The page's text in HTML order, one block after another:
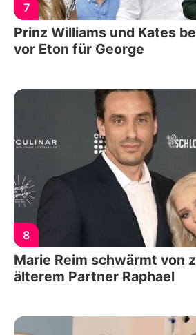
7
Prinz Williams und Kates
vor Eton für George
8
Marie Reim schwärmt von
älterem Partner Raphael